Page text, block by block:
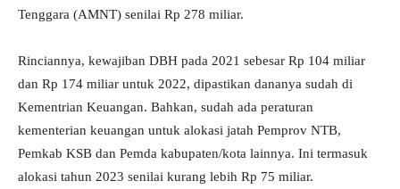
Tenggara (AMNT) senilai Rp 278 miliar.
Rinciannya, kewajiban DBH pada 2021 sebesar Rp 104 miliar
dan Rp 174 miliar untuk 2022, dipastikan dananya sudah di
Kementrian Keuangan. Bahkan, sudah ada peraturan
kementerian keuangan untuk alokasi jatah Pemprov NTB,
Pemkab KSB dan Pemda kabupaten/kota lainnya. Ini termasuk
alokasi tahun 2023 senilai kurang lebih Rp 75 miliar.